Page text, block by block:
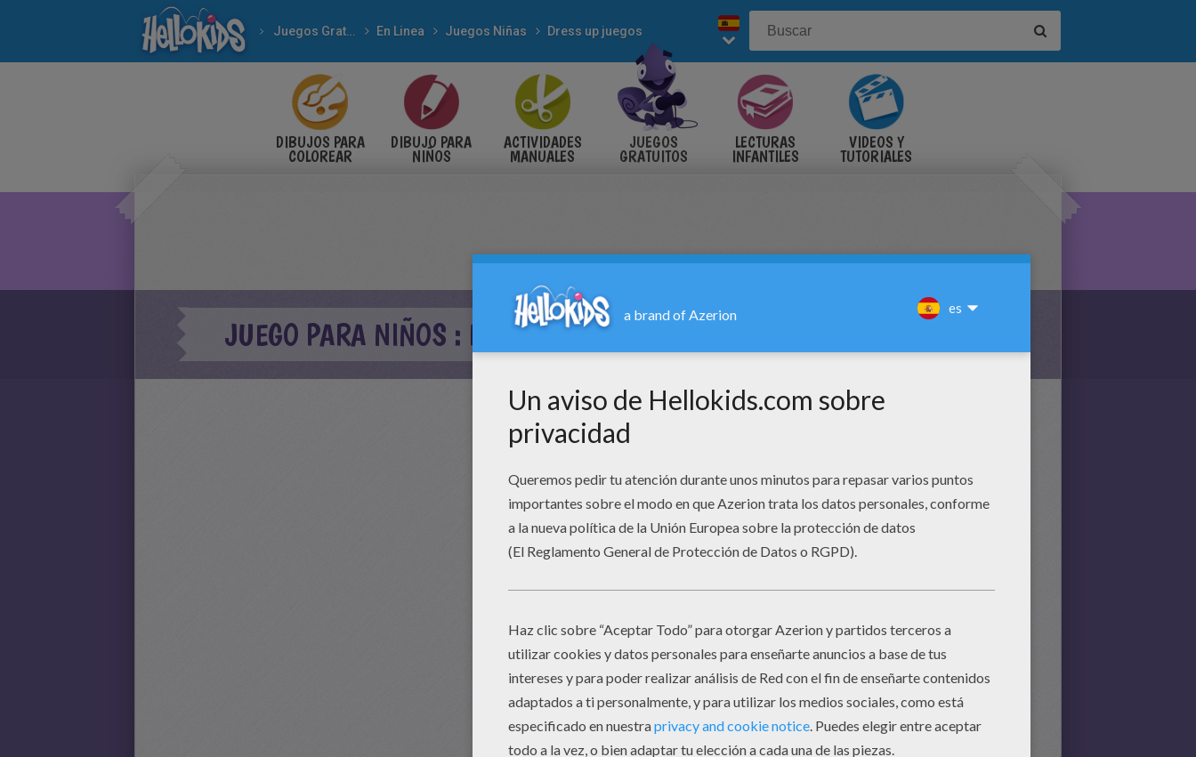
Juegos Gratuitos En Linea Juegos Niñas Dress up juegos
DIBUJOS PARA
COLOREAR
DIBUJO PARA
NIÑOS
ACTIVIDADES
MANUALES
JUEGOS
GRATUITOS
LECTURAS
INFANTILES
VIDEOS Y
TUTORIALES
JUEGO PARA NIÑOS : MUÑECA VICTORIANA